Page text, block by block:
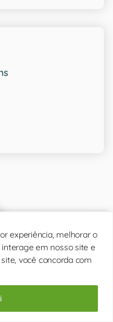
experiência, melhorar o
em nosso site e
você concorda com